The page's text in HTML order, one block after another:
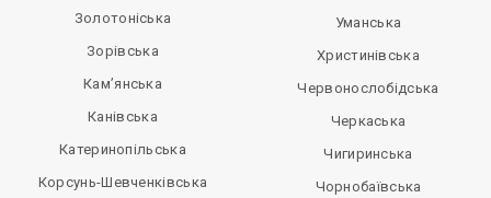
Золотоніська
Зорівська
Кам’янська
Канівська
Катеринопільська
Корсунь-Шевченківська
Уманська
Христинівська
Червонослобідська
Черкаська
Чигиринська
Чорнобаївська